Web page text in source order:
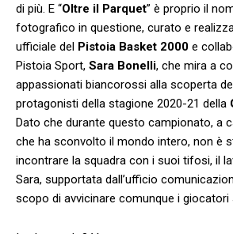
di più. E “Oltre il Parquet” è proprio il
fotografico in questione, curato e
ufficiale del Pistoia Basket 2000 e
Pistoia Sport, Sara Bonelli, che mira a
appassionati biancorossi alla scoperta
protagonisti della stagione 2020-21 della
Dato che durante questo campionato, a
che ha sconvolto il mondo intero, non è
incontrare la squadra con i suoi tifosi, il
Sara, supportata dall’ufficio
scopo di avvicinare comunque i giocatori